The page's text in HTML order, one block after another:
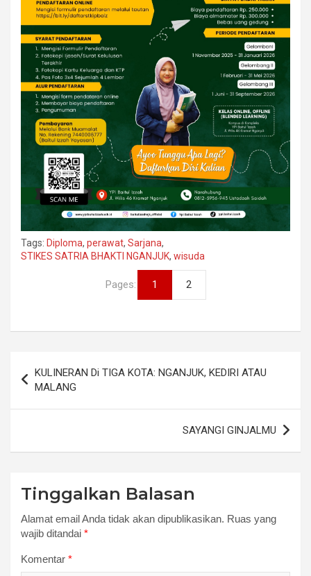
Tags: Diploma, perawat, Sarjana,
STIKES SATRIA BHAKTI NGANJUK, wisuda
Pages: 1 2
pos
KULINERAN Di TIGA KOTA: NGANJUK, KEDIRI ATAU
MALANG
SAYANGI GINJALMU
Tinggalkan Balasan
Alamat email Anda tidak akan dipublikasikan. Ruas yang
wajib ditandai *
Komentar *